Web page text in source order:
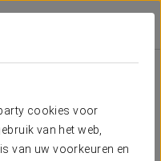
cookies voor
van het web,
van uw voorkeuren en